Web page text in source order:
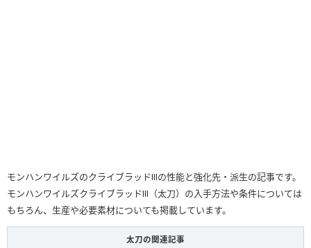
モンハンワイルズのクライブラッドⅢの性能と強化先・派生の記事です。
モンハンワイルズクライブラッドⅢ（太刀）の入手方法や条件については
もちろん、生産や必要素材についても掲載しています。
太刀の関連記事